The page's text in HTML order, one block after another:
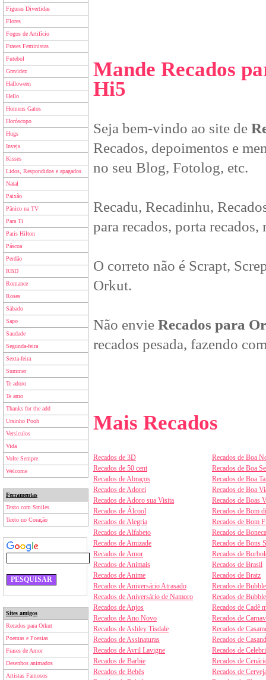
Figuras Divertidas
Flores
Fogos de Artifício
Frases Feministas
Futebol
Gravidez
Halloween
Hello
Homens Gatos
Horóscopo
Hugs
Inveja
Kisses
Lidos, Respondidos e apagados
Natal
Paixão
Pânico na TV
Para Ti
Paris Hilton
Páscoa
Perdão
RBD
Romance
Roses
Sábado
Sapo
Saudade
Segunda-feira
Sexta-feira
Summer
Te adoro
Te amo
Thanks for the add
Ursinho Pooh
Versículos
Vida
Volte Sempre
Welcome
Ferramentas
Texto com Smiles
Texto no Coração
Sites amigos
Recados para Orkut
Poemas e Poesias
Frases de Amor
Desenhos animados
Artistas Famosos
Mande Recados
Hi5
Seja bem-vindo ao site de
Recados, depoimentos e
no seu Blog, Fotolog, etc.
Recadu, Recadinhu,
para recados, porta
O correto não é Scrapt,
Orkut.
Não envie Recados para
recados pesada, fazendo
Mais Recados
Recados de 3D
Recados de 50 cent
Recados de Abraços
Recados de Adorei
Recados de Adoro sua Visita
Recados de Álcool
Recados de Alegria
Recados de Alfabeto
Recados de Amizade
Recados de Amor
Recados de Animais
Recados de Anime
Recados de Aniversário Atrasado
Recados de Aniversário de Namoro
Recados de Anjos
Recados de Ano Novo
Recados de Ashley Tisdale
Recados de Assinaturas
Recados de Avril Lavigne
Recados de Barbie
Recados de Bebês
Recados de Boa
Recados de Boa
Recados de Boa
Recados de Boa
Recados de Boas
Recados de Bom
Recados de Bom
Recados de
Recados de Bons
Recados de
Recados de Brasil
Recados de Bratz
Recados de
Recados de
Recados de Cadê
Recados de
Recados de
Recados de
Recados de
Recados de
Recados de